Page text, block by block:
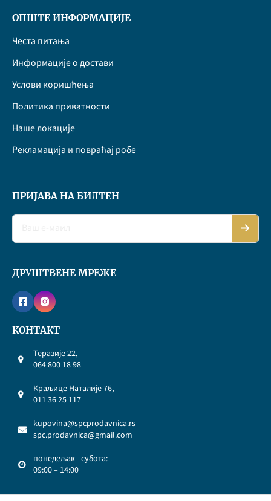
ОПШТЕ ИНФОРМАЦИЈЕ
Честа питања
Информације о достави
Услови коришћења
Политика приватности
Наше локације
Рекламација и повраћај робе
ПРИЈАВА НА БИЛТЕН
ДРУШТВЕНЕ МРЕЖЕ
КОНТАКТ
Теразије 22,
064 800 18 98
Краљице Наталије 76,
011 36 25 117
kupovina@spcprodavnica.rs
spc.prodavnica@gmail.com
понедељак - субота:
09:00 – 14:00